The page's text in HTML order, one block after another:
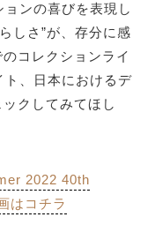
ンの喜びを表現し
しさ”が、存分に感
コレクションライ
ト、日本におけるデ
クしてみてほし
2022 40th
はコチラ